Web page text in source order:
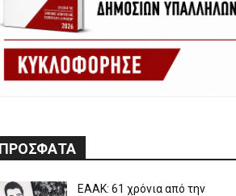
ΕΑΑΚ: 61 χρόνια από την